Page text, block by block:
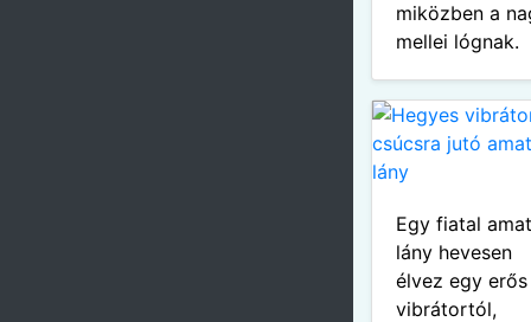
miközben a
mellei lógnak.
Egy fiatal
lány hevesen
élvez egy erős
vibrátortól,